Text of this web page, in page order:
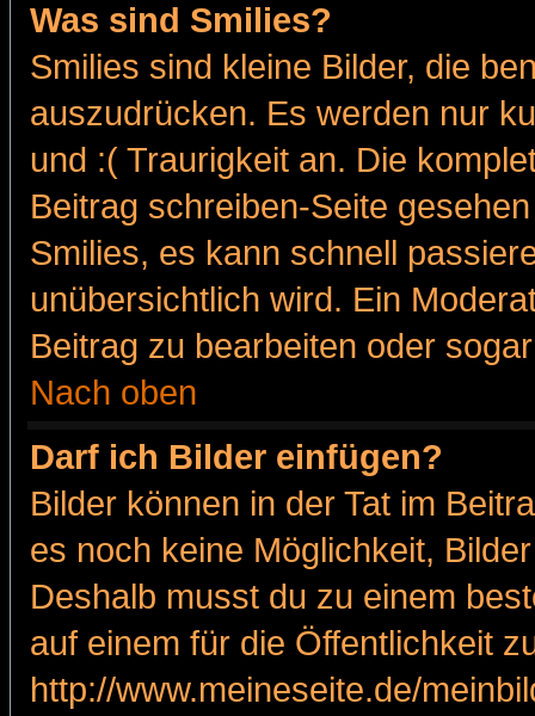
Was sind Smilies?
Smilies sind kleine Bilder, die
auszudrücken. Es werden nur
und :( Traurigkeit an. Die
Beitrag schreiben-Seite
Smilies, es kann schnell
unübersichtlich wird. Ein
Beitrag zu bearbeiten oder
Nach oben
Darf ich Bilder einfügen?
Bilder können in der Tat im
es noch keine Möglichkeit,
Deshalb musst du zu einem
auf einem für die Öffentlichkeit
http://www.meineseite.de/